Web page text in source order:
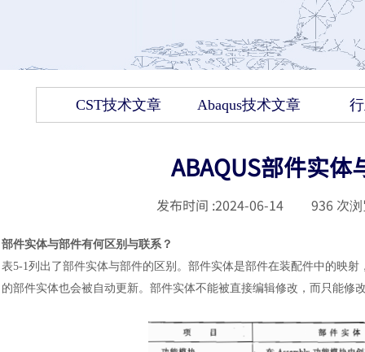
CST技术文章 Abaqus技术文章
ABAQUS部件实
发布时间 :2024-06-14 936 次
部件实体与部件有何区别与联系？
表5-1列出了部件实体与部件的区别。部件实体是部件在装配件中的映
的部件实体也会被自动更新。部件实体不能被直接编辑修改，而只能修